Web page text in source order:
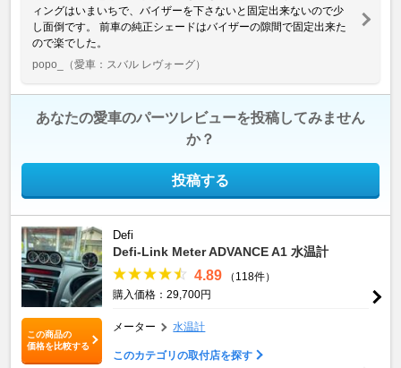
ィングはいまいちで、バイザーを下さないと固定出来ないので少
し面倒です。 前車の純正シェードはバイザーの隙間で固定出来た
ので楽でした。
popo_
（愛車：スバル レヴォーグ）
あなたの愛車のパーツレビューを投稿してみません
か？
投稿する
この商品の
価格を比較する
Defi
Defi-Link Meter ADVANCE A1 水温計
4.89
（118件）
購入価格：29,700円
メーター 水温計
このカテゴリの取付店を探す